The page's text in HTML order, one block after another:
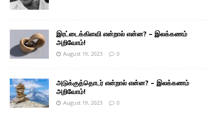
இரட்டைக்கிளவி என்றால் என்ன? – இலக்கணம்
அறிவோம்!
August 19, 2023 0
அடுக்குத்தொடர் என்றால் என்ன? – இலக்கணம்
அறிவோம்!
August 19, 2023 0